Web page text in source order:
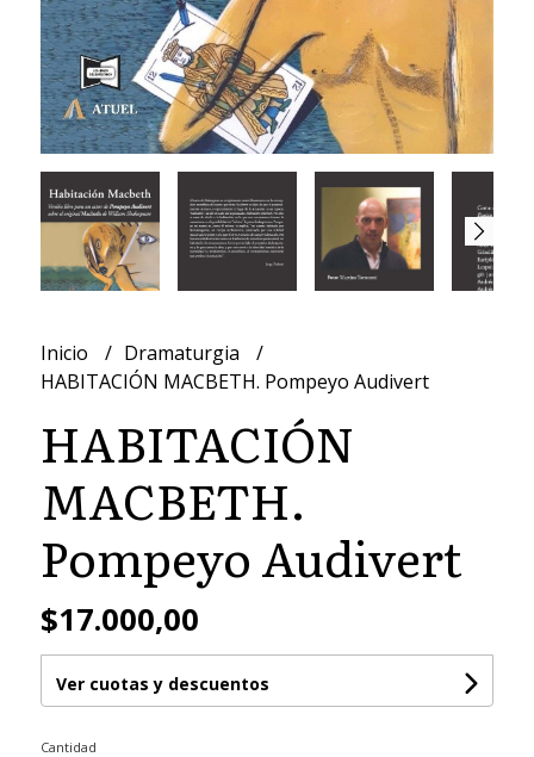
Inicio
Dramaturgia
HABITACIÓN MACBETH. Pompeyo Audivert
HABITACIÓN
MACBETH.
Pompeyo Audivert
$17.000,00
Ver cuotas y descuentos
Cantidad